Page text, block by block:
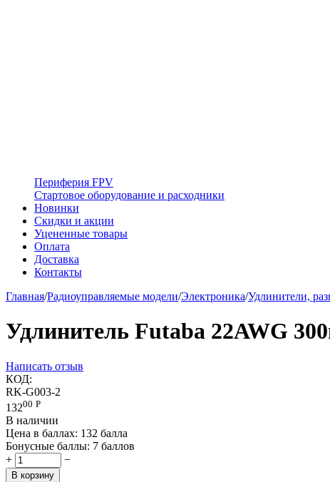
Периферия FPV
Стартовое оборудование и расходники
Новинки
Скидки и акции
Уцененные товары
Оплата
Доставка
Контакты
Главная/Радиоуправляемые модели/Электроника/Удлинители,
Удлинитель Futaba 22AWG
Написать отзыв
КОД:
RK-G003-2
13200 Р
В наличии
Цена в баллах: 132 балла
Бонусные баллы: 7 баллов
+
−
В корзину